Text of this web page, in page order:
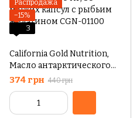
Распродажа
−15%
3
California Gold Nutrition,
Масло антарктического
криля, комплекс
фосфолипидов омега-3 с
астаксантином,
натуральной клубникой и
374 грн 440 грн